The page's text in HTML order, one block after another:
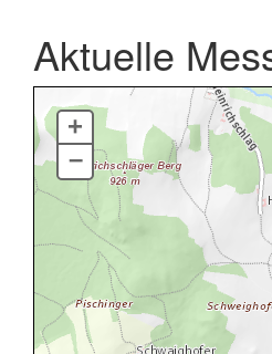
Aktuelle
+
–